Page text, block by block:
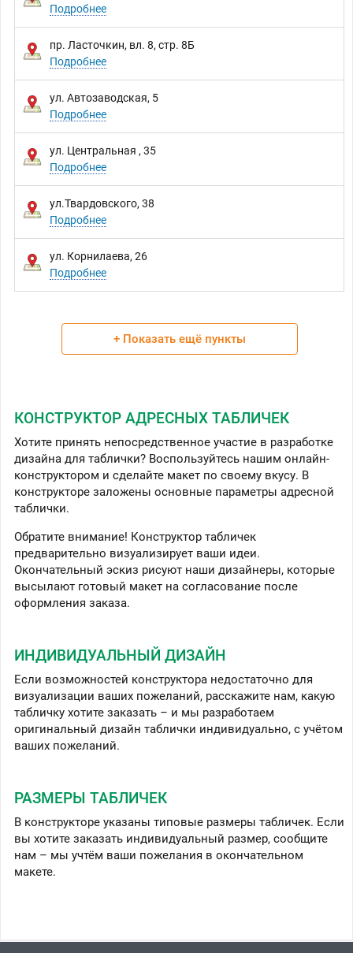
Подробнее
пр. Ласточкин, вл. 8, стр. 8Б
Подробнее
ул. Автозаводская, 5
Подробнее
ул. Центральная , 35
Подробнее
ул.Твардовского, 38
Подробнее
ул. Корнилаева, 26
Подробнее
+ Показать ещё пункты
КОНСТРУКТОР АДРЕСНЫХ ТАБЛИЧЕК
Хотите принять непосредственное участие в разработке
дизайна для таблички? Воспользуйтесь нашим онлайн-
конструктором и сделайте макет по своему вкусу. В
конструкторе заложены основные параметры адресной
таблички.
Обратите внимание! Конструктор табличек
предварительно визуализирует ваши идеи.
Окончательный эскиз рисуют наши дизайнеры, которые
высылают готовый макет на согласование после
оформления заказа.
ИНДИВИДУАЛЬНЫЙ ДИЗАЙН
Если возможностей конструктора недостаточно для
визуализации ваших пожеланий, расскажите нам, какую
табличку хотите заказать – и мы разработаем
оригинальный дизайн таблички индивидуально, с учётом
ваших пожеланий.
РАЗМЕРЫ ТАБЛИЧЕК
В конструкторе указаны типовые размеры табличек. Если
вы хотите заказать индивидуальный размер, сообщите
нам – мы учтём ваши пожелания в окончательном
макете.